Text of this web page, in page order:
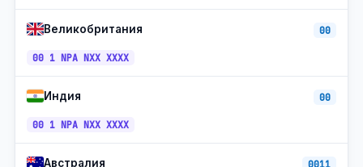
+1-604 /
Оквилл, Онтарио
Берлингтон, Онтарио время
Гатино, королевский адвокат
Лонгёй, королевский адвокат время
Великобритания 00
00 1 NPA NXX XXXX
Индия 00
00 1 NPA NXX XXXX
Австралия 0011